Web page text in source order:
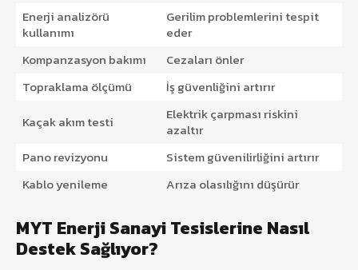
Enerji analizörü
kullanımı
Gerilim problemlerini tespit
eder
Kompanzasyon bakımı
Cezaları önler
Topraklama ölçümü
İş güvenliğini artırır
Kaçak akım testi
Elektrik çarpması riskini
azaltır
Pano revizyonu
Sistem güvenilirliğini artırır
Kablo yenileme
Arıza olasılığını düşürür
MYT Enerji Sanayi Tesislerine Nasıl
Destek Sağlıyor?